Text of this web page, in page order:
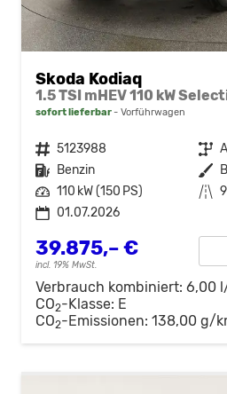
Skoda Kodiaq
sofort lieferbar Vorführwagen
Fahrzeugnr. 5123988 Getriebe
Kraftstoff Benzin Außenfarbe
Leistung 110 kW (150 PS) Kilometerstand
01.07.2026
39.875,– €
incl. 19% MwSt.
Verbrauch kombiniert: 6,00
CO2-Klasse: E
CO2-Emissionen: 138,00 g/